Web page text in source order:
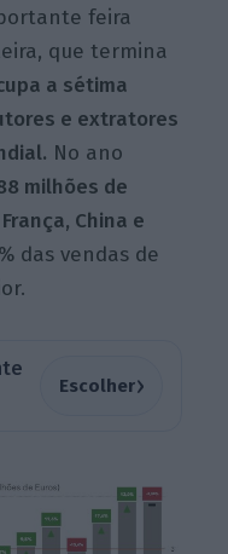
feira
que termina
a sétima
e extratores
No ano
milhões de
China e
das vendas de
Escolher›